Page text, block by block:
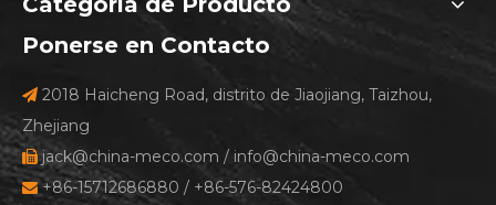
Ponerse en Contacto
 2018 Haicheng Road, distrito de Jiaojiang, Taizhou,
Zhejiang
 jack@china-meco.com / info@china-meco.com
+86-15712686880 / +86-576-82424800